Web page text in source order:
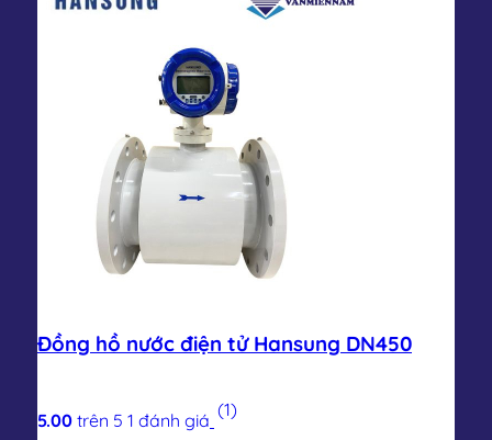
Đồng hồ nước điện tử Hansung DN450
5.00 trên 5 1 đánh giá (1)